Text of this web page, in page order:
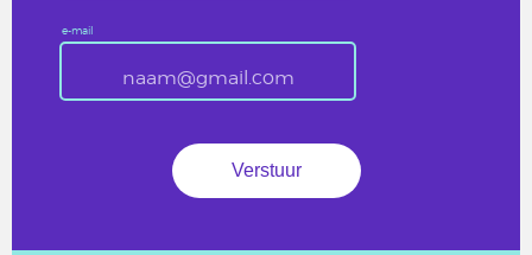
e-mail